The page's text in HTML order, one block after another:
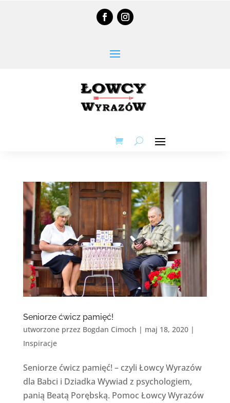
Seniorze ćwicz pamięć!
utworzone przez Bogdan Cimoch | maj 18, 2020|
Inspiracje
Seniorze ćwicz pamięć! – czyli Łowcy Wyrazów
dla Babci i Dziadka Wywiad z psychologiem,
panią Beatą Porębską. Pomoc Łowcy Wyrazów